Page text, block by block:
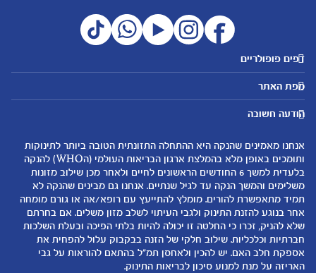
דפים פופולריים
מטרנה לשירותכם
היועצות שלנו
שאלות נפוצות
אודות
لموقع متيرنا باللغة العربية
מועדון מטרנה
רכישת מוצרים
המוצרים שלנו
קופונים
מפת האתר
אבני דרך
לקראת הריון
0-6 חודשים
6-12 חודשים
12-24 חודשים
נושאים
שמות לתינוקות
התפתחות התינוק
תזונת תינוקות
טיפול בתינוק
הנקה
להיות הורים
הודעה חשובה
אנחנו מאמינים שהנקה היא ההתחלה התזונתית הטובה ביותר לתינוקות
ותומכים באופן מלא בהמלצת ארגון הבריאות העולמי (הWHO) להנקה
בלעדית למשך 6 החודשים הראשונים לחיים ולאחר מכן שילוב מזונות
משלימים והמשך הנקה עד לגיל שנתיים. אנחנו גם מבינים שהנקה לא
תמיד מתאפשרת להורים. מומלץ להתייעץ עם רופא/אה או גורם מומחה
אחר בנוגע להזנת התינוק ולגבי העיתוי לשלב מזון משלים. אם בחרתם
שלא להניק, זכרו כי החלטה זו יכולה להיות בלתי הפיכה ובעלת השלכות
חברתיות וכלכליות. שילוב חלקי של הזנה בבקבוק עלול להפחית את
אספקת חלב האם. יש להכין ולאחסן תמ"ל בהתאם להוראות על גבי
האריזה על מנת למנוע סיכון לבריאות התינוק.